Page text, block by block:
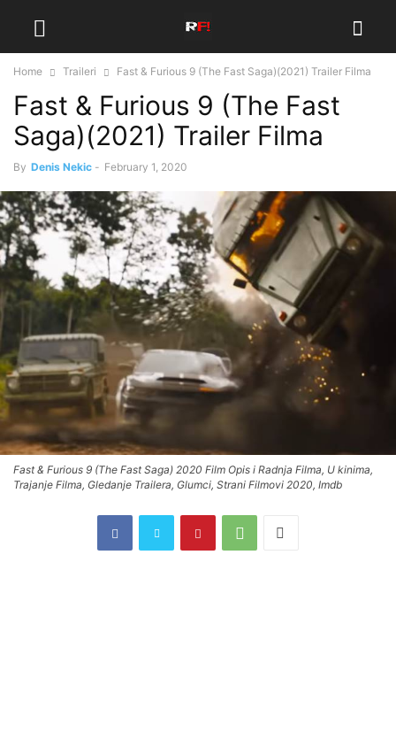
Home Traileri Fast & Furious 9 (The Fast Saga)(2021) Trailer Filma
Fast & Furious 9 (The Fast
Saga)(2021) Trailer Filma
By Denis Nekic - February 1, 2020
Fast & Furious 9 (The Fast Saga) 2020 Film Opis i Radnja Filma, U kinima,
Trajanje Filma, Gledanje Trailera, Glumci, Strani Filmovi 2020, Imdb